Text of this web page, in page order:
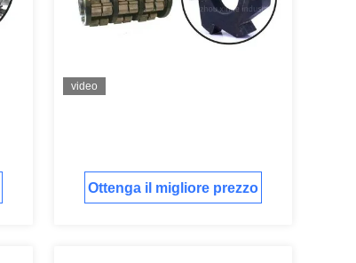
video
Ottenga il migliore prezzo